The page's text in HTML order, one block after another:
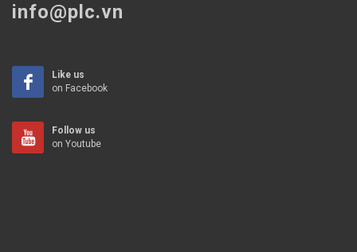
info@plc.vn
Like us
on Facebook
Follow us
on Youtube